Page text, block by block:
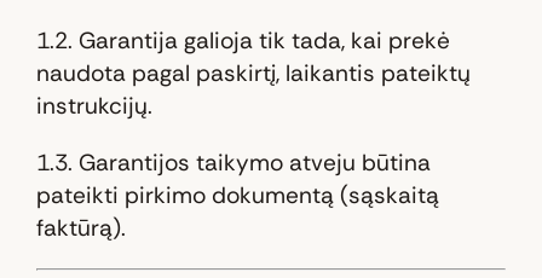
1.2. Garantija galioja tik tada, kai prekė
naudota pagal paskirtį, laikantis pateiktų
instrukcijų.
1.3. Garantijos taikymo atveju būtina
pateikti pirkimo dokumentą (sąskaitą
faktūrą).